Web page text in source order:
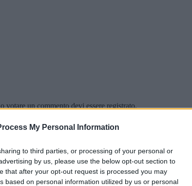
My Personal Information
to third parties, or processing of your personal or
by us, please use the below opt-out section to
that after your opt-out request is processed you may
based on personal information utilized by us or personal
votare un commento devi essere registrato.